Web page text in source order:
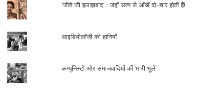
‘जीते जी इलाहाबाद’ : जहाँ सत्य से आँखें दो-चार होती हैं!
आइडियोलॉजी की हानियाँ
कम्युनिस्टों और समाजवादियों की भारी भूलें